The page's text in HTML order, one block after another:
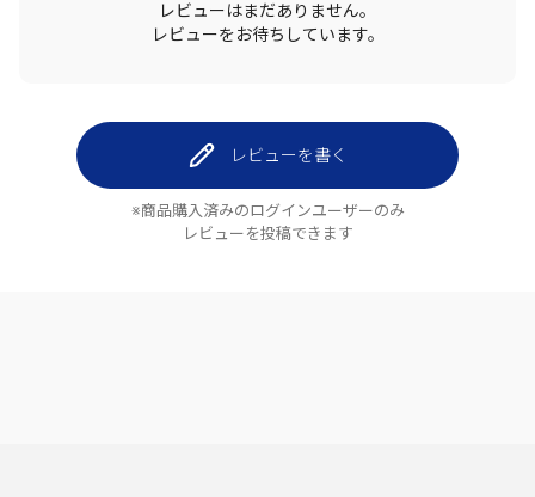
レビューはまだありません。
レビューをお待ちしています。
レビューを書く
※商品購入済みのログインユーザーのみ
レビューを投稿できます